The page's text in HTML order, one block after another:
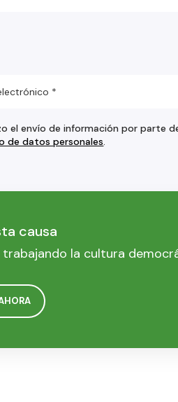
el envío de información por parte
de datos personales.
causa
la cultura